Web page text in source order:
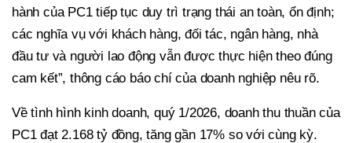
hành của PC1 tiếp tục duy trì trạng thái an toàn, ổn định;
các nghĩa vụ với khách hàng, đối tác, ngân hàng, nhà
đầu tư và người lao động vẫn được thực hiện theo đúng
cam kết”, thông cáo báo chí của doanh nghiệp nêu rõ.
Về tình hình kinh doanh, quý 1/2026, doanh thu thuần của
PC1 đạt 2.168 tỷ đồng, tăng gần 17% so với cùng kỳ.